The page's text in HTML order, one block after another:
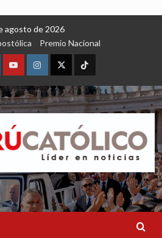
agosto de 2026
Premio Nacional
YoutubeInstagram
X TikTok